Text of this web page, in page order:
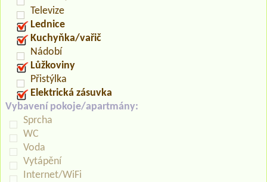
Televize
Lednice
Kuchyňka/vařič
Nádobí
Lůžkoviny
Přistýlka
Elektrická zásuvka
Vybavení pokoje/apartmány:
Sprcha
WC
Voda
Vytápění
Internet/WiFi